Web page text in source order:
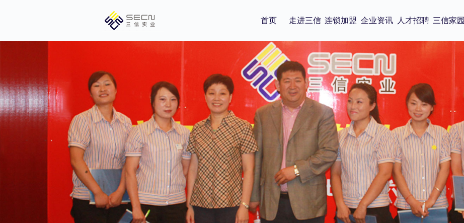
首页 走进三信 连锁加盟 企业资讯 人才招聘 三信家园